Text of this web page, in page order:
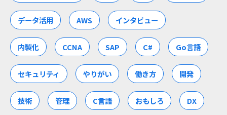
データ活用 AWS インタビュー
内製化 CCNA SAP C# Go言語
セキュリティ やりがい 働き方 開発
技術 管理 C言語 おもしろ DX